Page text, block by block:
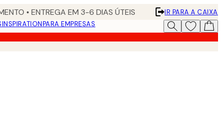
• ENTREGA EM 3-6 DIAS ÚTEIS
IR PARA A CAIXA
INSPIRATIONPARA EMPRESAS